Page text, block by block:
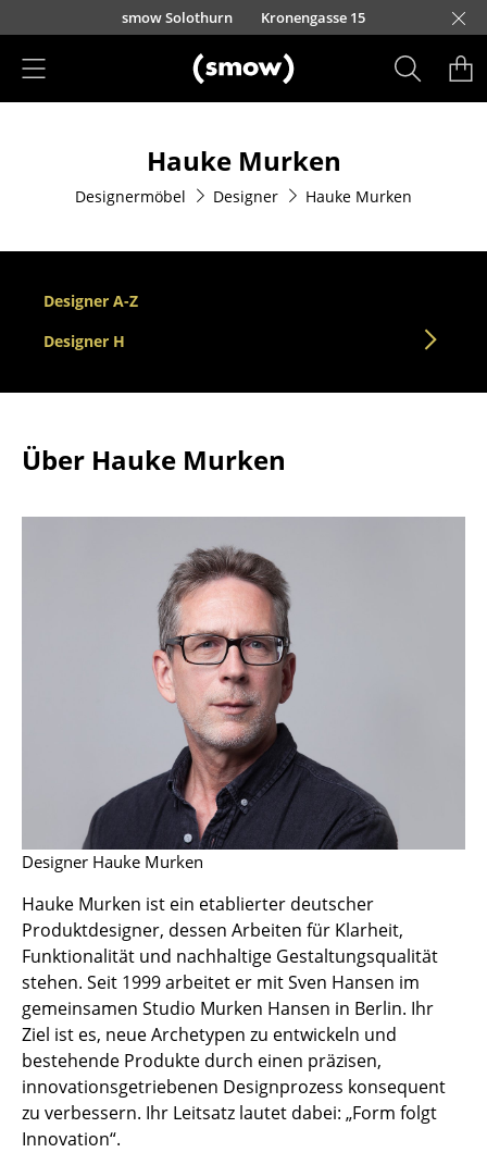
Direkt zum Inhaltsmow Solothurn Kronengasse 15
Esszimmerstühle
Sofas
Sessel
Loungesessel
Barhocker
Hocker
Gartenstühle
Bürodrehstühle
Konferenzstühle
Bürosessel
Einzelteile
... alle Sitzmöbel
Tische
Esstische
Beistelltische
Couchtische
Hauke Murken
Designermöbel Designer Hauke Murken
Designer A-Z
Designer H
Über Hauke Murken
Designer Hauke Murken
Hauke Murken ist ein etablierter deutscher
Produktdesigner, dessen Arbeiten für Klarheit,
Funktionalität und nachhaltige Gestaltungsqualität
stehen. Seit 1999 arbeitet er mit Sven Hansen im
gemeinsamen Studio Murken Hansen in Berlin. Ihr
Ziel ist es, neue Archetypen zu entwickeln und
bestehende Produkte durch einen präzisen,
innovationsgetriebenen Designprozess konsequent
zu verbessern. Ihr Leitsatz lautet dabei: „Form folgt
Innovation“.